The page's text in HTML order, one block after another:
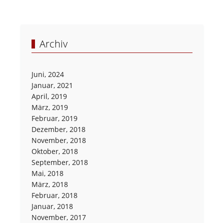
Archiv
Juni, 2024
Januar, 2021
April, 2019
März, 2019
Februar, 2019
Dezember, 2018
November, 2018
Oktober, 2018
September, 2018
Mai, 2018
März, 2018
Februar, 2018
Januar, 2018
November, 2017